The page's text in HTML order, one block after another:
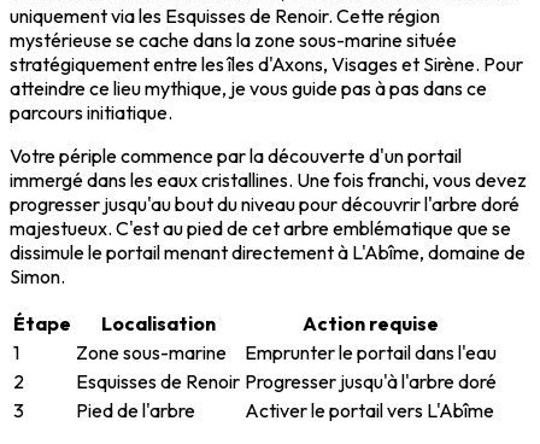
uniquement via les Esquisses de Renoir. Cette région
mystérieuse se cache dans la zone sous-marine située
stratégiquement entre les îles d'Axons, Visages et Sirène. Pour
atteindre ce lieu mythique, je vous guide pas à pas dans ce
parcours initiatique.
Votre périple commence par la découverte d'un portail
immergé dans les eaux cristallines. Une fois franchi, vous devez
progresser jusqu'au bout du niveau pour découvrir l'arbre doré
majestueux. C'est au pied de cet arbre emblématique que se
dissimule le portail menant directement à L'Abîme, domaine de
Simon.
Étape
Localisation
Action requise
1
Zone sous-marine
Emprunter le portail dans l'eau
2
Esquisses de Renoir Progresser jusqu'à l'arbre doré
3
Pied de l'arbre
Activer le portail vers L'Abîme